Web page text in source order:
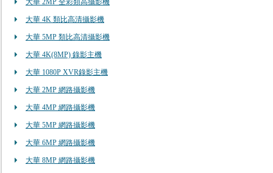
大華 2MP 全彩類高攝影機
大華 4K 類比高清攝影機
大華 5MP 類比高清攝影機
大華 4K(8MP) 錄影主機
大華 1080P XVR錄影主機
大華 2MP 網路攝影機
大華 4MP 網路攝影機
大華 5MP 網路攝影機
大華 6MP 網路攝影機
大華 8MP 網路攝影機